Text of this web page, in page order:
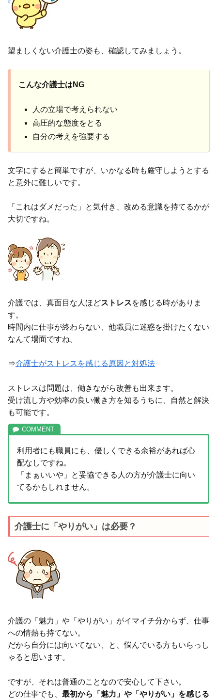
望ましくない介護士の姿も、確認してみましょう。
こんな介護士はNG
人の立場で考えられない
高圧的な態度をとる
自分の考えを強要する
文字にすると簡単ですが、いかなる時も厳守しようとする
と意外に難しいです。
「これはダメだった」と気付き、改める意識を持てるかが
大切ですね。
介護では、真面目な人ほどストレスを感じる時がありま
す。
時間内に仕事が終わらない、他職員に迷惑を掛けたくない
なんて場面ですね。
⇒介護士がストレスを感じる原因と対処法
ストレスは問題は、働きながら改善も出来ます。
受け流し方や効率の良い働き方を知るうちに、自然と解決
も可能です。
利用者にも職員にも、優しくできる余裕があれば心
配なしですね。
「まぁいいや」と妥協できる人の方が介護士に向い
てるかもしれません。
介護士に「やりがい」は必要？
介護の「魅力」や「やりがい」がイマイチ分からず、仕事
への情熱も持てない。
だから自分には向いてない、と、悩んでいる方もいらっし
ゃると思います。
ですが、それは普通のことなので安心して下さい。
どの仕事でも、 最初から「魅力」や「やりがい」を感じる